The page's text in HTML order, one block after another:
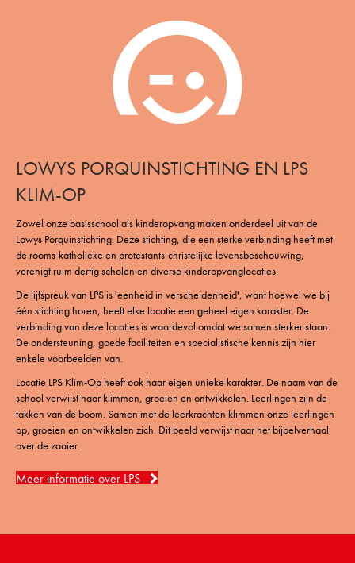
LOWYS PORQUINSTICHTING EN LPS
KLIM-OP
Zowel onze basisschool als kinderopvang maken onderdeel uit van de
Lowys Porquinstichting. Deze stichting, die een sterke verbinding heeft met
de rooms-katholieke en protestants-christelijke levensbeschouwing,
verenigt ruim dertig scholen en diverse kinderopvanglocaties.
De lijfspreuk van LPS is 'eenheid in verscheidenheid', want hoewel we bij
één stichting horen, heeft elke locatie een geheel eigen karakter. De
verbinding van deze locaties is waardevol omdat we samen sterker staan.
De ondersteuning, goede faciliteiten en specialistische kennis zijn hier
enkele voorbeelden van.
Locatie LPS Klim-Op heeft ook haar eigen unieke karakter. De naam van de
school verwijst naar klimmen, groeien en ontwikkelen. Leerlingen zijn de
takken van de boom. Samen met de leerkrachten klimmen onze leerlingen
op, groeien en ontwikkelen zich. Dit beeld verwijst naar het bijbelverhaal
over de zaaier.
Meer informatie over LPS